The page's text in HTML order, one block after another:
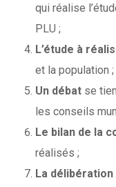
qui réalise
PLU ;
L’étude à
et la population ;
Un débat se
les conseils
Le bilan de la
réalisés ;
La